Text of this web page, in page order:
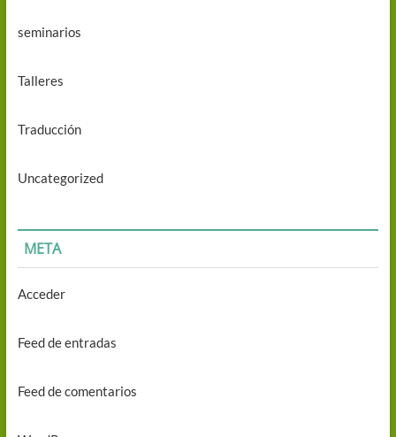
seminarios
Talleres
Traducción
Uncategorized
META
Acceder
Feed de entradas
Feed de comentarios